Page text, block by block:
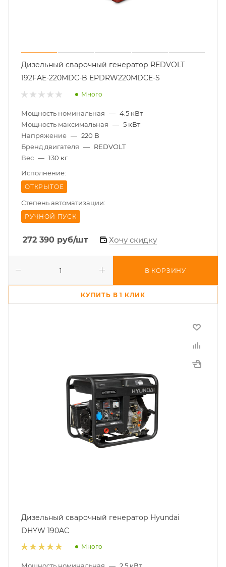
Дизельный сварочный генератор REDVOLT
192FAE-220MDC-B EPDRW220MDCE-S
Много
Мощность номинальная — 4.5 кВт
Мощность максимальная — 5 кВт
Напряжение — 220 В
Бренд двигателя — REDVOLT
Вес — 130 кг
Исполнение:
ОТКРЫТОЕ
Степень автоматизации:
РУЧНОЙ ПУСК
272 390 руб/шт Хочу скидку
В КОРЗИНУ
КУПИТЬ В 1 КЛИК
Дизельный сварочный генератор Hyundai
DHYW 190AC
Много